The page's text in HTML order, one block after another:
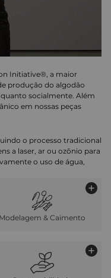
Initiative®, a maior
produção do algodão
socialmente. Além
em nossas peças
o processo tradicional
a laser, ar ou ozônio para
o uso de água,
Modelagem & Caimento